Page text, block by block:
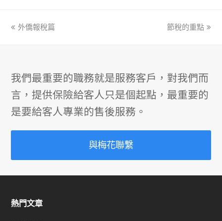
previous
外僑報稅篇
next
節稅的重點
我們最重要的職務就是服務客戶，對我們而
言，提供保險給客人只是個起點，最重要的
是要給客人專業的售後服務。
與梅花聯繫
熱門文章